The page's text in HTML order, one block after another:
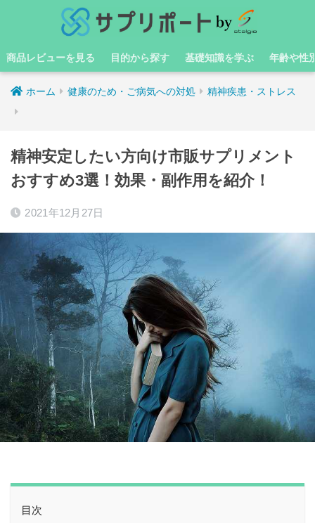
商品レビューを見る 目的から探す 基礎知識を学ぶ 年齢や性
ホーム 健康のため・ご病気への対処 精神疾患・ストレス
精神安定したい方向け市販サプリメント
おすすめ3選！効果・副作用を紹介！
2021年12月27日
目次